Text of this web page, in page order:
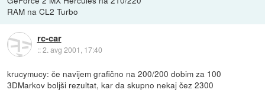
RAM na CL2 Turbo
rc-car
::2. avg 2001, 17:40
krucymucy: če navijem grafično na 200/200 dobim za 100
3DMarkov boljši rezultat, kar da skupno nekaj čez 2300